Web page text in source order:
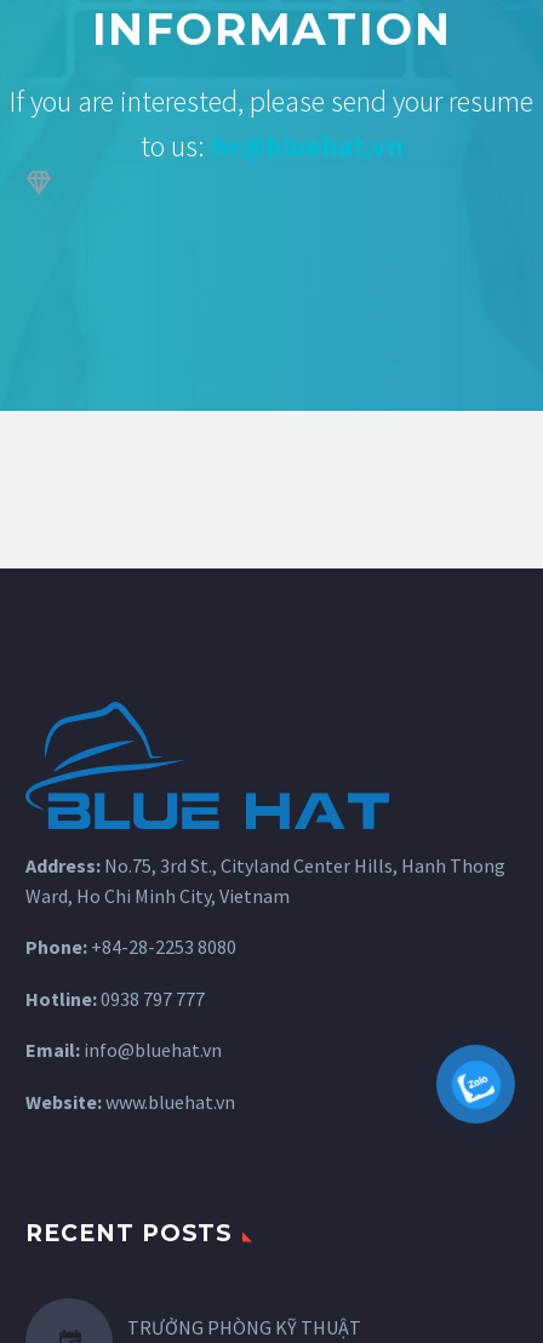
INFORMATION
If you are interested, please send your resume
to us: hr@bluehat.vn


Address: No.75, 3rd St., Cityland Center Hills, Hanh Thong
Ward, Ho Chi Minh City, Vietnam
Phone: +84-28-2253 8080
Hotline:0938 797 777
Email: info@bluehat.vn
Website:www.bluehat.vn
RECENT POSTS
TRƯỞNG PHÒNG KỸ THUẬT